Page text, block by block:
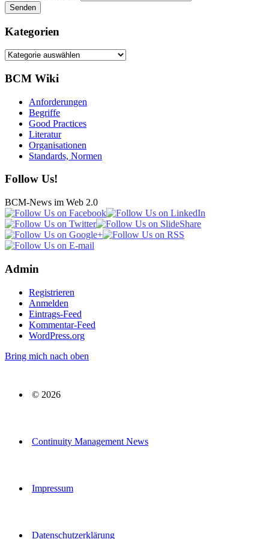
Kategorien
Kategorien
BCM Wiki
Anforderungen
Begriffe
Good Practices
Literatur
Organisationen
Standards, Normen
Follow Us!
BCM-News im Web 2.0
Admin
Registrieren
Anmelden
Eintrags-Feed
Kommentar-Feed
WordPress.org
Bring mich nach oben
© 2026
Continuity Management News
Impressum
Datenschutzerklärung